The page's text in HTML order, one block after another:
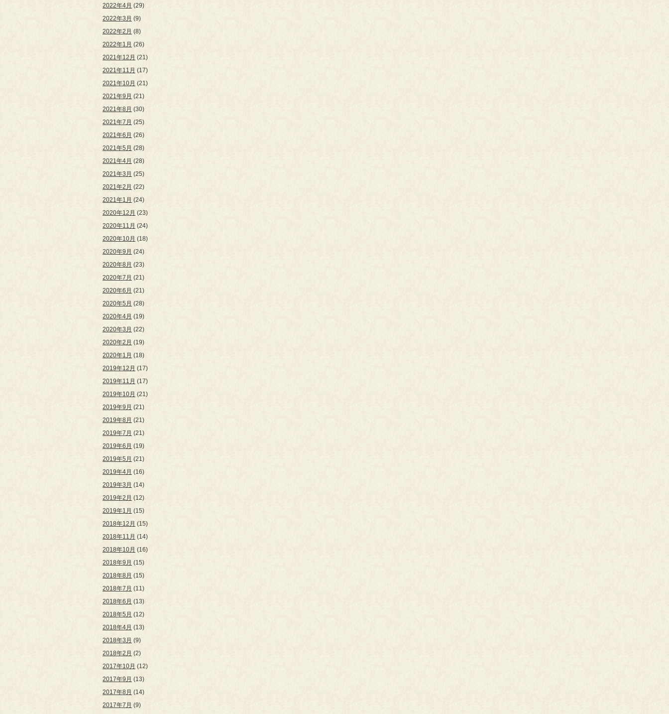
2022年4月 (29)
2022年3月 (9)
2022年2月 (8)
2022年1月 (26)
2021年12月 (21)
2021年11月 (17)
2021年10月 (21)
2021年9月 (21)
2021年8月 (30)
2021年7月 (25)
2021年6月 (26)
2021年5月 (28)
2021年4月 (28)
2021年3月 (25)
2021年2月 (22)
2021年1月 (24)
2020年12月 (23)
2020年11月 (24)
2020年10月 (18)
2020年9月 (24)
2020年8月 (23)
2020年7月 (21)
2020年6月 (21)
2020年5月 (28)
2020年4月 (19)
2020年3月 (22)
2020年2月 (19)
2020年1月 (18)
2019年12月 (17)
2019年11月 (17)
2019年10月 (21)
2019年9月 (21)
2019年8月 (21)
2019年7月 (21)
2019年6月 (19)
2019年5月 (21)
2019年4月 (16)
2019年3月 (14)
2019年2月 (12)
2019年1月 (15)
2018年12月 (15)
2018年11月 (14)
2018年10月 (16)
2018年9月 (15)
2018年8月 (15)
2018年7月 (11)
2018年6月 (13)
2018年5月 (12)
2018年4月 (13)
2018年3月 (9)
2018年2月 (2)
2017年10月 (12)
2017年9月 (13)
2017年8月 (14)
2017年7月 (9)